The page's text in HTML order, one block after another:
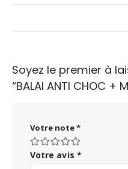
Soyez le premier à
“BALAI ANTI CHOC +
Votre note*
Votre avis *